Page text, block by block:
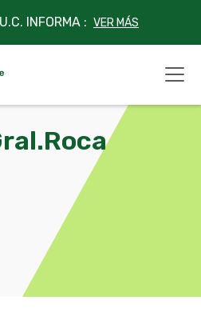
INFORMA : VER MÁS